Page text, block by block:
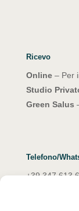
Ricevo
Online– Per
Studio
Green Salus
Telefono/
+39 347 613